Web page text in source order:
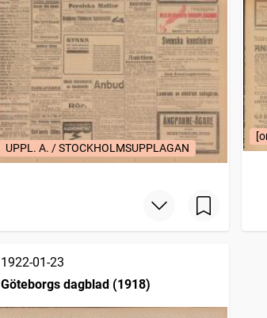
UPPL. A. / STOCKHOLMSUPPLAGAN
1922-01-23
Göteborgs dagblad (1918)